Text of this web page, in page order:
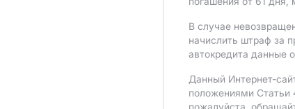
В случае
начислить штраф за
автокредита данные
Данный Интернет-
положениями Статьи